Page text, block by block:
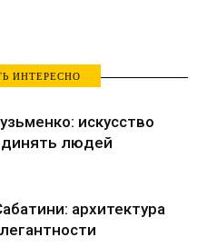
ИНТЕРЕСНО
искусство
людей
архитектура